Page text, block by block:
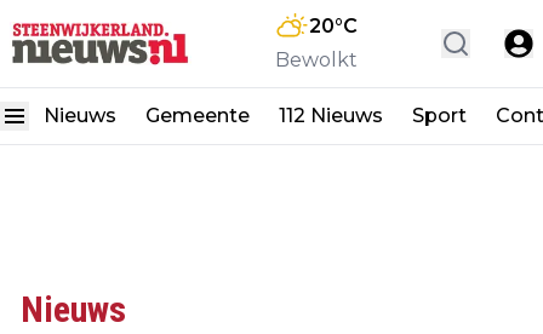
20°C
Bewolkt
Nieuws Gemeente 112 Nieuws Sport
Nieuws